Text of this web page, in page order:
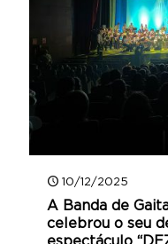
10/12/2025
A Banda de
celebrou o seu
espectáculo